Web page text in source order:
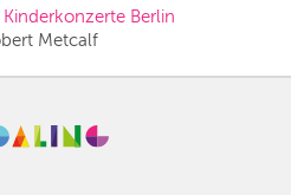
Kinderkonzerte Berlin
Metcalf